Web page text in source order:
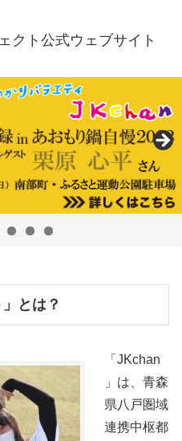
クト公式ウェブサイト
とは？
「JKchan
」は、青森
県八戸圏域
連携中枢都